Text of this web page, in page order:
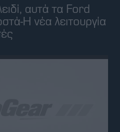
Αυτό το
του πίστα αγώνων